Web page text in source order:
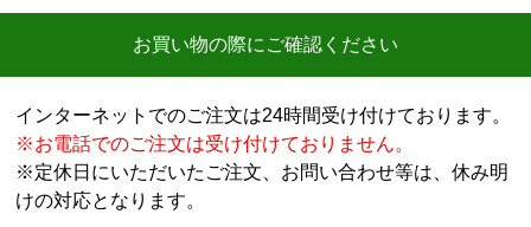
お買い物の際にご確認ください
インターネットでのご注文は24時間受け付けております。
※お電話でのご注文は受け付けておりません。
※定休日にいただいたご注文、お問い合わせ等は、休み明
けの対応となります。